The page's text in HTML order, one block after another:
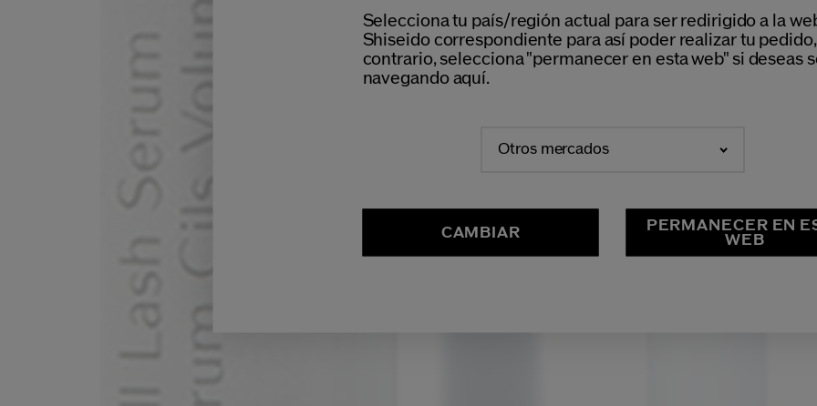
Selecciona tu país/región actual para ser redirigido a la
Shiseido correspondiente para así poder realizar tu
contrario, selecciona "permanecer en esta web" si deseas
navegando aquí.
Otros mercados
CAMBIAR
PERMANECER EN
WEB